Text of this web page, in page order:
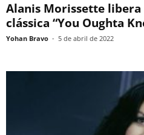
Alanis Morissette libera
clássica “You Oughta
Yohan Bravo - 5 de abril de 2022